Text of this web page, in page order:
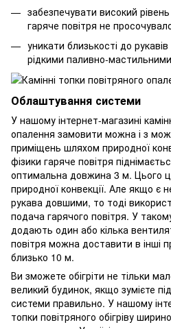
забезпечувати високий
гаряче повітря не
уникати близькості до
рідкими паливно-
Облаштування системи
У нашому інтернет-магазині
опалення замовити можна і з
приміщень шляхом природної
фізики гаряче повітря
оптимальна довжина 3 м. Цього
природної конвекції. Але якщо є
рукава довшими, то тоді
подача гарячого повітря. У
додають один або кілька
повітря можна доставити в інші
близько 10 м.
Ви зможете обігріти не тільки
великий будинок, якщо зумієте
системи правильно. У нашому
топки повітряного обігріву